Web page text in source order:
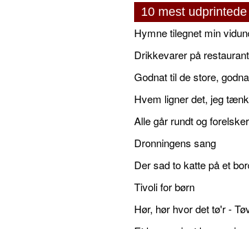
10 mest udprintede
Drikkevarer på restaurant
Godnat til de store,
Hvem ligner det, jeg
Alle går rundt og
Dronningens sang
Der sad to katte på et
Tivoli for børn
Hør, hør hvor det tø'r -